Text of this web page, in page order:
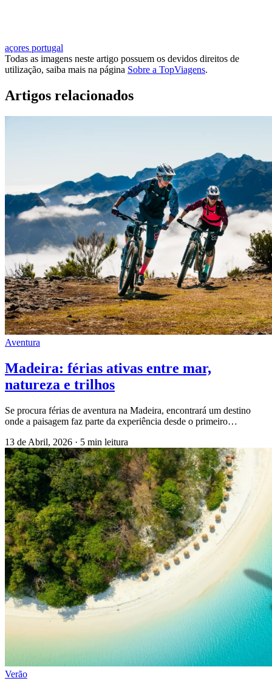
açores portugal
Todas as imagens neste artigo possuem os devidos direitos de
utilização, saiba mais na página Sobre a TopViagens.
Artigos relacionados
Aventura
Madeira: férias ativas entre mar,
natureza e trilhos
Se procura férias de aventura na Madeira, encontrará um destino
onde a paisagem faz parte da experiência desde o primeiro…
13 de Abril, 2026 · 5 min leitura
Verão